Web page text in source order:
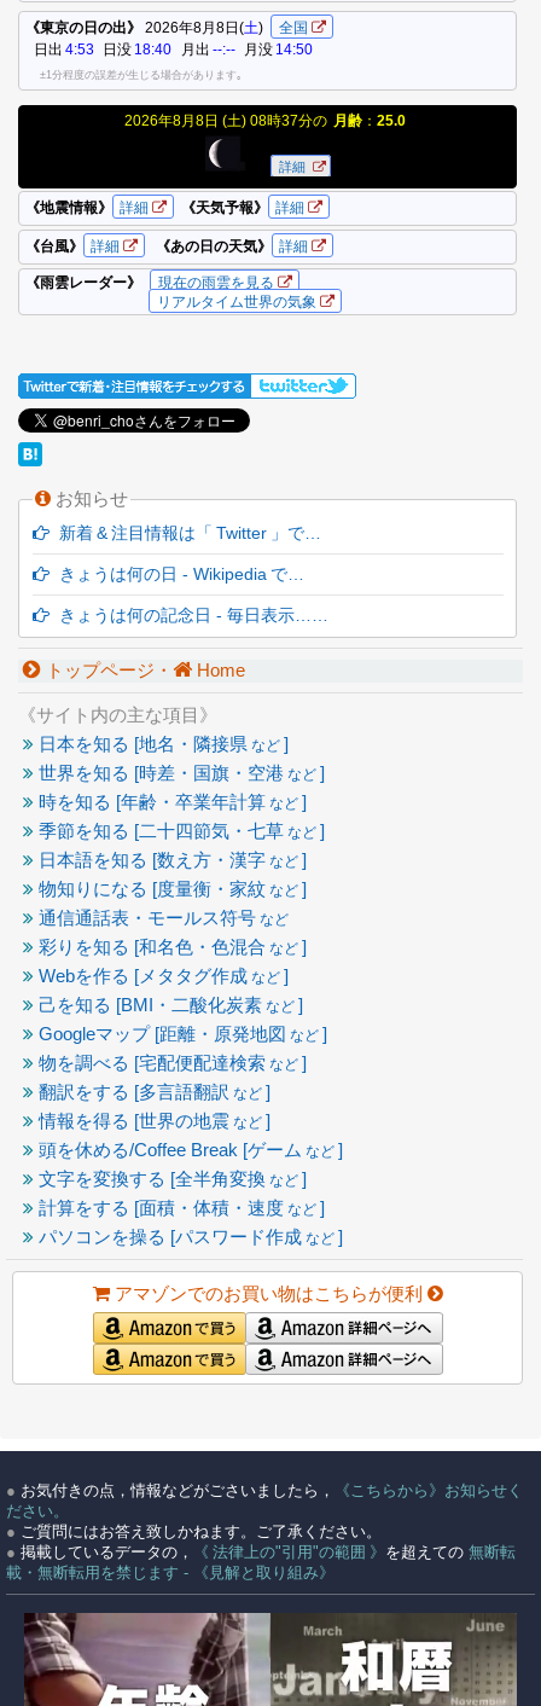
お知らせ
新着 & 注目情報は「 Twitter 」で…
きょうは何の日 - Wikipedia で…
きょうは何の記念日 - 毎日表示……
トップページ・ Home
《サイト内の主な項目》
日本を知る [地名・隣接県 など ]
世界を知る [時差・国旗・空港 など ]
時を知る [年齢・卒業年計算 など ]
季節を知る [二十四節気・七草 など ]
日本語を知る [数え方・漢字 など ]
物知りになる [度量衡・家紋 など ]
通信通話表・モールス符号 など
彩りを知る [和名色・色混合 など ]
Webを作る [メタタグ作成 など ]
己を知る [BMI・二酸化炭素 など ]
Googleマップ [距離・原発地図 など ]
物を調べる [宅配便配達検索 など ]
翻訳をする [多言語翻訳 など ]
情報を得る [世界の地震 など ]
頭を休める/Coffee Break [ゲーム など ]
文字を変換する [全半角変換 など ]
計算をする [面積・体積・速度 など ]
パソコンを操る [パスワード作成 など ]
アマゾンでのお買い物はこちらが便利
● お気付きの点，情報などがごさいましたら，
《こちらから》お知らせく
ださい。
● ご質問にはお答え致しかねます。ご了承ください。
● 掲載しているデータの， 《 法律上の"引用"の範囲 》 を超えての 無断転
載・無断転用を禁じます - 《見解と取り組み》